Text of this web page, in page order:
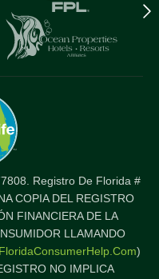
Registro De Florida #
COPIA DEL REGISTRO
FINANCIERA DE LA
LLAMANDO
)
NO IMPLICA